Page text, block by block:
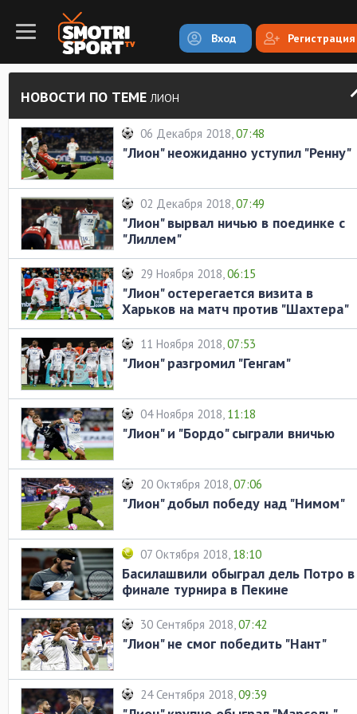
Вход Регистрация
НОВОСТИ ПО ТЕМЕЛИОН
06 Декабря 2018,07:48
"Лион" неожиданно уступил "Ренну"
02 Декабря 2018,07:49
"Лион" вырвал ничью в поединке с
"Лиллем"
29 Ноября 2018,06:15
"Лион" остерегается визита в
Харьков на матч против "Шахтера"
11 Ноября 2018,07:53
"Лион" разгромил "Генгам"
04 Ноября 2018, 11:18
"Лион" и "Бордо" сыграли вничью
20 Октября 2018,07:06
"Лион" добыл победу над "Нимом"
07 Октября 2018, 18:10
Басилашвили обыграл дель Потро в
финале турнира в Пекине
30 Сентября 2018,07:42
"Лион" не смог победить "Нант"
24 Сентября 2018,09:39